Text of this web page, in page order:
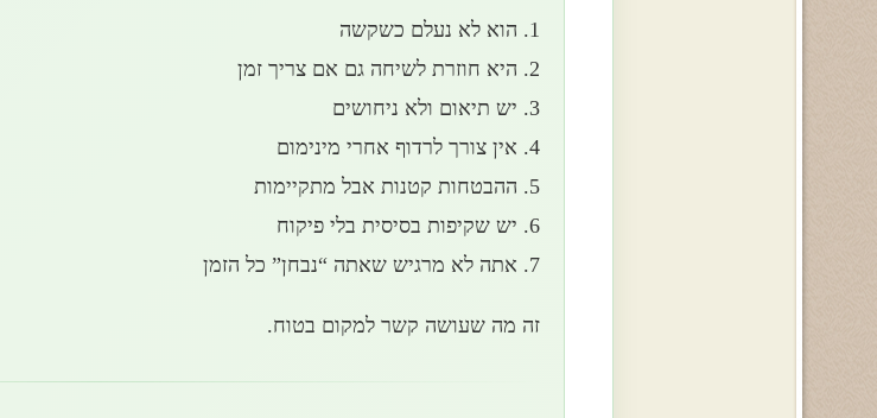
1. הוא לא נעלם כשקשה
2. היא חוזרת לשיחה גם אם צריך זמן
3. יש תיאום ולא ניחושים
4. אין צורך לרדוף אחרי מינימום
5. ההבטחות קטנות אבל מתקיימות
6. יש שקיפות בסיסית בלי פיקוח
7. אתה לא מרגיש שאתה “נבחן” כל הזמן
זה מה שעושה קשר למקום בטוח.